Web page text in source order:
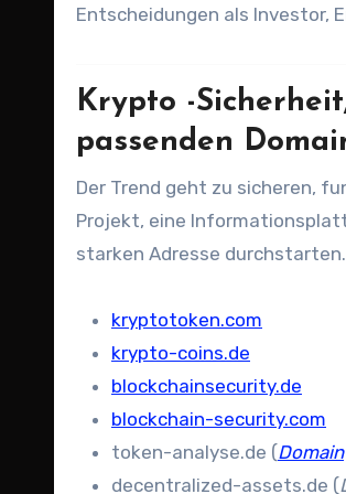
Entscheidungen als Investor,
Krypto -
passenden
Der Trend geht zu sicheren, funktionalen und innovativen Token-Projekten. Wenn Sie ein eigenes Blockchain-
Projekt, eine
starken Adresse
kryptotoken.com
krypto-coins.de
blockchainsecurity.de
blockchain-security.com
token-analyse.de (Domain
decentralized-assets.de (